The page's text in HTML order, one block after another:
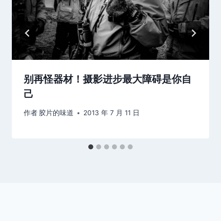
别再怪器材！摄影进步最大障碍是你自
己
作者 胶片的味道 2013 年 7 月 11 日